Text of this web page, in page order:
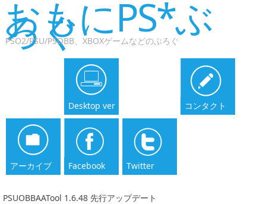
おもにPS*ぶ
ろぐ
PSO2/PSU/PSOBB、XBOXゲームなどのぶろぐ
Desktop ver コンタクト
アーカイブ Facebook Twitter
PSUOBBAATool 1.6.48 先行アップデート